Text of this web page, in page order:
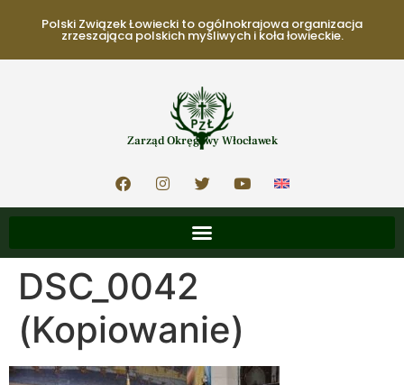
Polski Związek Łowiecki to ogólnokrajowa organizacja
zrzeszająca polskich myśliwych i koła łowieckie.
Zarząd Okręgowy Włocławek
DSC_0042
(Kopiowanie)